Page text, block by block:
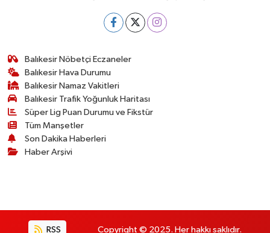
Balıkesir Nöbetçi Eczaneler
Balıkesir Hava Durumu
Balıkesir Namaz Vakitleri
Balıkesir Trafik Yoğunluk Haritası
Süper Lig Puan Durumu ve Fikstür
Tüm Manşetler
Son Dakika Haberleri
Haber Arşivi
RSS Copyright © 2025. Her hakkı saklıdır.